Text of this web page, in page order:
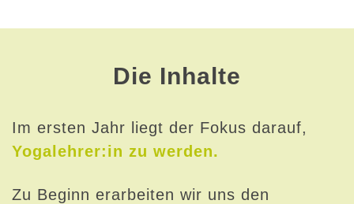
Die Inhalte
Im ersten Jahr liegt der Fokus darauf,
Yogalehrer:in zu werden.
Zu Beginn erarbeiten wir uns den